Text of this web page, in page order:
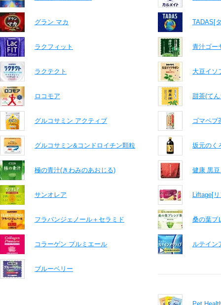
グラン マカ
ラクフィット
ラクテクト
ロコモア
グルコサミン アクティブ
グルコサミン&コンドロイチン顆粒
極の青汁(きわみのあおじる)
サンオレア
フラバンジェノール＋セラミド
コラーゲン プルミエール
ブルーベリー
TADAS[
青汁ゴー
大豆イソ
甜茶(て
ゴマペプ
坂元のく
健康 黒
Liftage[
桑の葉ブ
ルテイン